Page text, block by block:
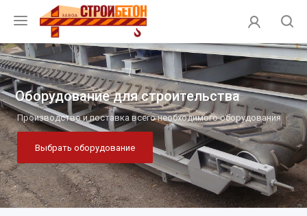
Оборудование для строительства
Производство и поставка всего необходимого оборудования
Выбрать оборудование